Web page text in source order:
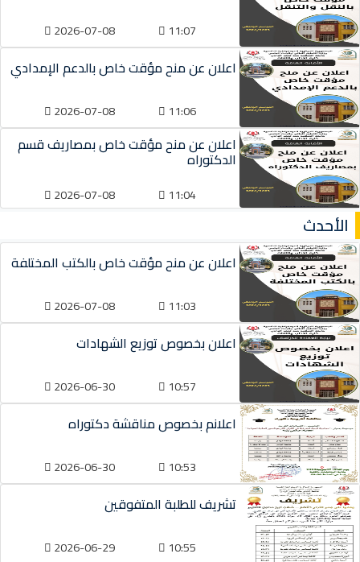
11:07
2026-07-08
اعلان عن منح مؤقت خاص بالدعم الإمدادي
11:06
2026-07-08
اعلان عن منح مؤقت خاص بمصاريف قسم
الدكتوراه
11:04
2026-07-08
الأحدث
اعلان عن منح مؤقت خاص بالكتب المختلفة
11:03
2026-07-08
اعلان بخصوص توزيع الشهادات
10:57
2026-06-30
اعلانم بخصوص مناقشة دكتوراه
10:53
2026-06-30
تشريف للطلبة المتفوقين
10:55
2026-06-29